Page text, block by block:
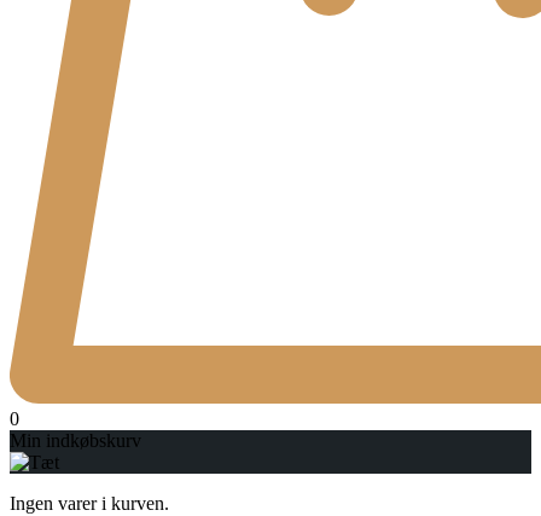
0
Min indkøbskurv
Ingen varer i kurven.